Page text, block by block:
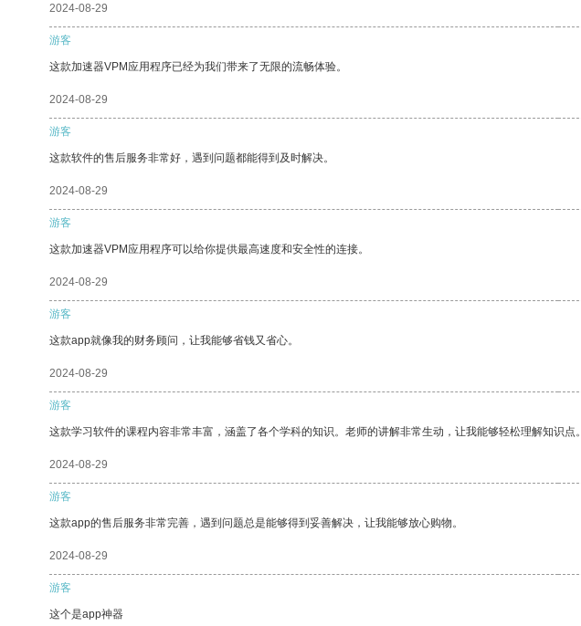
2024-08-29
游客
这款加速器VPM应用程序已经为我们带来了无限的流畅体验。
2024-08-29
游客
这款软件的售后服务非常好，遇到问题都能得到及时解决。
2024-08-29
游客
这款加速器VPM应用程序可以给你提供最高速度和安全性的连接。
2024-08-29
游客
这款app就像我的财务顾问，让我能够省钱又省心。
2024-08-29
游客
这款学习软件的课程内容非常丰富，涵盖了各个学科的知识。老师的讲解非常生动，让我能够轻松理解知识点。
2024-08-29
游客
这款app的售后服务非常完善，遇到问题总是能够得到妥善解决，让我能够放心购物。
2024-08-29
游客
这个是app神器